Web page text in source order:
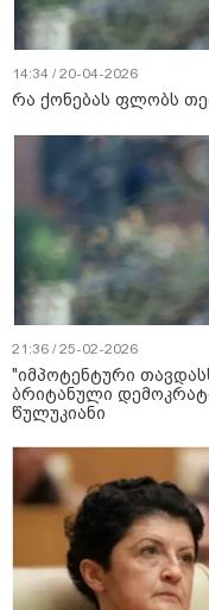
14:34 / 20-04-2026
რა ქონებას ფლობს
21:36 / 25-02-2026
"იმპოტენტური
ბრიტანული
წულუკიანი